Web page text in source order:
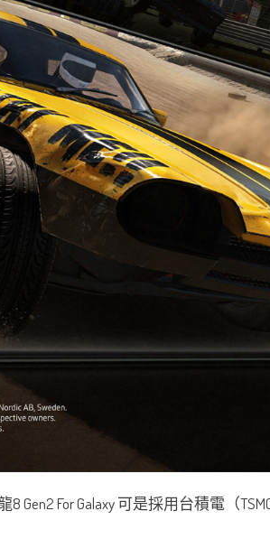
For Galaxy 可是採用台積電（